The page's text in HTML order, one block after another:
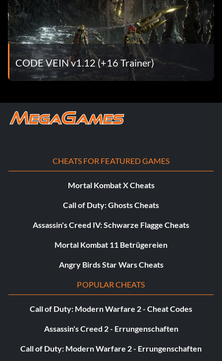
Oliver Collins (15 points): Defeat Oliver Collins in the
ruined city underground.
Insatiable Despot (15 points): Defeat the Insatiable
Despot in the dried-up trenches.
Delirium in the ruined city center.
Successor of the Ribcage (15 points): Defeat the
Successor of the Breath (15 points): Defeat the Successor
of the Breath in the Ridge of Frozen Souls.
Gilded Hunter (15 points): Defeat the Gilded Hunter in
the Ashen Cavern.
Successor of the Claw (15 points): Defeat the Successor
of the Claw in the City of Falling Flame.
of the Throat in the Crown of Sand.
Blade Bearer and Cannoneer (15 points): Defeat the Blade
CODE VEIN v1.12 (+16 Trainer)
CHEATS FOR FEATURED GAMES
Mortal Kombat X Cheats
Call of Duty: Ghosts Cheats
Assassin's Creed IV: Schwarze Flagge Cheats
Mortal Kombat 11 Betrügereien
Angry Birds Star Wars Cheats
POPULAR CHEATS
Call of Duty: Modern Warfare 2 - Cheat Codes
Assassin's Creed 2 - Errungenschaften
Call of Duty: Modern Warfare 2 - Errungenschaften